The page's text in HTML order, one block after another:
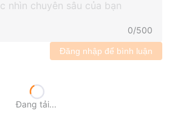
0/500
Đăng nhập để bình luận
Đang tải...